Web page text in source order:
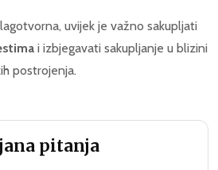
uvijek je važno sakupljati
i izbjegavati sakupljanje u blizini
postrojenja.
pitanja